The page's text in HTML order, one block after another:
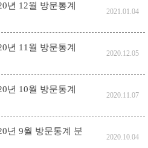
년 12월 방문통계
2021.01.04
년 11월 방문통계
2020.12.05
년 10월 방문통계
2020.11.07
년 9월 방문통계 분
2020.10.04